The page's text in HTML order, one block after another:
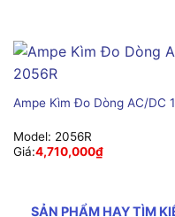
Ampe Kìm Đo Dòng AC/DC
Model: 2056R
Giá:4,710,000₫
SẢN PHẨM HAY TÌM